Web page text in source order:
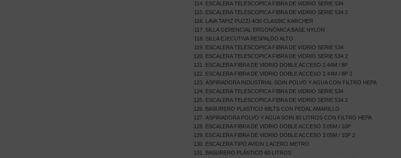
ESCALERA TELESCOPICA FIBRA DE VIDRIO SERIE 534
ESCALERA TELESCOPICA FIBRA DE VIDRIO SERIE 534 2
LAVA TAPIZ PUZZI 4/30 CLASSIC KARCHER
SILLA GERENCIAL ERGONÓMICA BASE NYLON
SILLA EJECUTIVA RESPALDO ALTO
ESCALERA TELESCOPICA FIBRA DE VIDRIO SERIE 534
ESCALERA TELESCOPICA FIBRA DE VIDRIO SERIE 534 2
ESCALERA FIBRA DE VIDRIO DOBLE ACCESO 2.44M / 8P
ESCALERA FIBRA DE VIDRIO DOBLE ACCESO 2.44M / 8P 2
ASPIRADORA INDUSTRIAL SOIN POLVO Y AGUA CON FILTRO HEPA
ESCALERA TELESCOPICA FIBRA DE VIDRIO SERIE 534
ESCALERA TELESCOPICA FIBRA DE VIDRIO SERIE 534 2
BASURERO PLASTICO 68LTS CON PEDAL AMARILLO
ASPIRADORA POLVO Y AGUA SOIN 80 LITROS CON FILTRO HEPA
ESCALERA FIBRA DE VIDRIO DOBLE ACCESO 3.05M / 10P
ESCALERA FIBRA DE VIDRIO DOBLE ACCESO 3.05M / 10P 2
ESCALERA TIPO AVION 1 ACERO METRO
BASURERO PLÁSTICO 60 LITROS